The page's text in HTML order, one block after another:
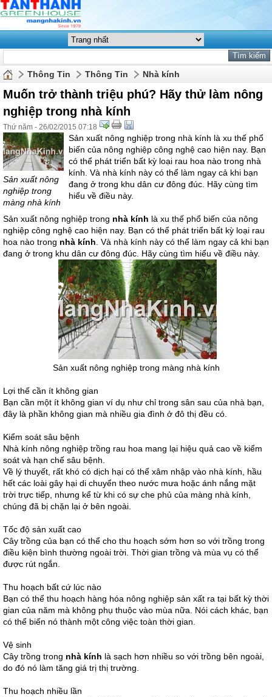
Thông Tin Thông Tin Nhà kính
Muốn trở thành triệu phú? Hãy thử làm nông
nghiệp trong nhà kính
Thứ năm - 26/02/2015 07:18
Sản xuất nông
nghiệp trong
màng nhà kính
Sản xuất nông nghiệp trong nhà kính là xu thế phổ
biến của nông nghiệp công nghệ cao hiện nay. Bạn
có thể phát triển bất kỳ loại rau hoa nào trong nhà
kính. Và nhà kính này có thể làm ngay cả khi bạn
đang ở trong khu dân cư đông đúc. Hãy cùng tìm
hiểu về điều này.
Sản xuất nông nghiệp trong nhà kính là xu thế phổ biến của nông
nghiệp công nghệ cao hiện nay. Bạn có thể phát triển bất kỳ loại rau
hoa nào trong nhà kính . Và nhà kính này có thể làm ngay cả khi bạn
đang ở trong khu dân cư đông đúc. Hãy cùng tìm hiểu về điều này.
Sản xuất nông nghiệp trong màng nhà kính
Lợi thế cần ít không gian
Bạn cần một ít không gian ví dụ như chỉ trong sân sau của nhà bạn,
đây là phần không gian mà nhiều gia đình ở đô thị đều có.
Kiểm soát sâu bệnh
Nhà kính nông nghiệp trồng rau hoa mang lại hiệu quả cao về kiểm
soát và hạn chế sâu bệnh.
Về lý thuyết, rất khó có dịch hại có thể xâm nhập vào nhà kính, hầu
hết các loài gây hại di chuyển theo nước mưa hoặc ánh nắng mặt
trời trực tiếp, nhưng kể từ khi có sự che phủ của màng nhà kính,
chúng đã bị chặn lại ở bên ngoài.
Tốc độ sản xuất cao
Cây trồng của bạn có thể cho thu hoạch sớm hơn so với trồng trong
điều kiện bình thường ngoài trời. Thời gian trồng và mùa vụ có thể
được rút ngắn.
Thu hoạch bất cứ lúc nào
Bạn có thể thu hoạch hàng hóa nông nghiệp sản xất ra tại bất kỳ thời
gian của năm mà không phụ thuộc vào mùa nữa. Nói cách khác, bạn
có thể biến nó thành một công việc toàn thời gian.
Vệ sinh
Cây trồng trong nhà kính là sạch hơn nhiều so với trồng bên ngoài,
do đó nó làm tăng giá trị thị trường.
Thu hoạch nhiều lần